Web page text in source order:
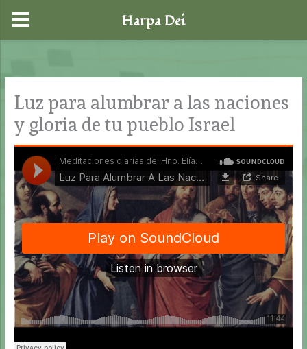
contenido
Luz para alumbrar a las naciones
y gloria de tu pueblo Israel
Harpa Dei